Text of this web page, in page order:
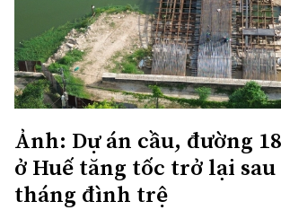
Ảnh: Dự án cầu, đường
ở Huế tăng tốc trở lại
tháng đình trệ